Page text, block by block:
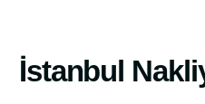
İstanbul